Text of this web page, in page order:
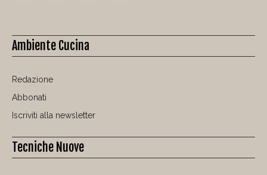
Ambiente Cucina
Redazione
Abbonati
Iscriviti alla newsletter
Tecniche Nuove